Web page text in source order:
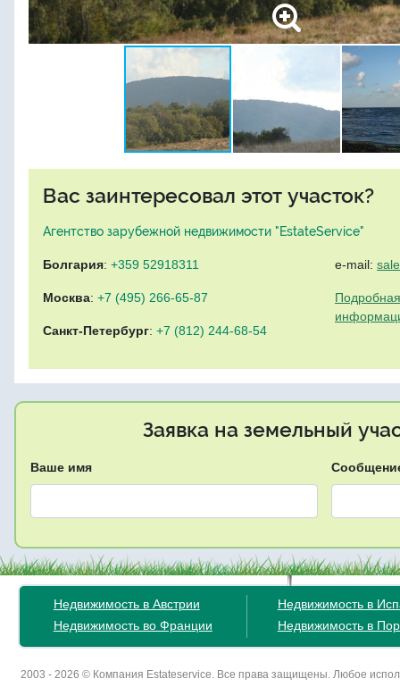
Вас заинтересовал этот участок?
Агентство зарубежной недвижимости "EstateService"
Болгария: +359 52918311
Москва: +7 (495) 266-65-87
Санкт-Петербург: +7 (812) 244-68-54
e-mail:
Заявка на земельный
Ваше имя
Недвижимость в Австрии
Недвижимость во Франции
Недвижимость в
Недвижимость в
2003 - 2026 © Компания Estateservice. Все права защищены. Любое